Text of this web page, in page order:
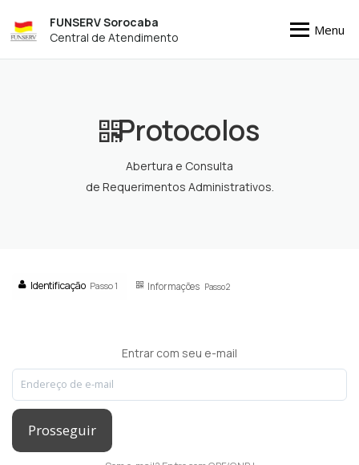
FUNSERV Sorocaba
Central de Atendimento
Menu
Protocolos
Abertura e Consulta
de Requerimentos Administrativos.
Identificação Passo 1 Informações Passo 2
Entrar com seu e-mail
Prosseguir